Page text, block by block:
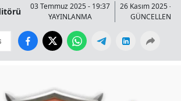
03 Temmuz 2025 - 19:37
YAYINLANMA
26 Kasım 2025 -
GÜNCELLENME